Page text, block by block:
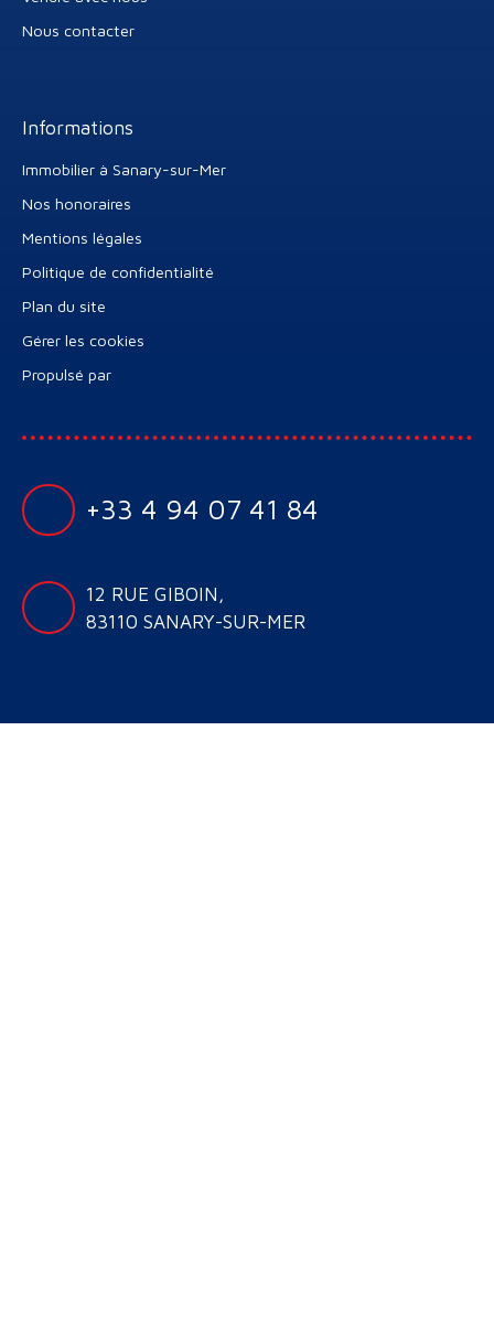
Nous contacter
Informations
Immobilier à Sanary-sur-Mer
Nos honoraires
Mentions légales
Politique de confidentialité
Plan du site
Gérer les cookies
Propulsé par
+33 4 94 07 41 84
12 RUE GIBOIN,
83110 SANARY-SUR-MER